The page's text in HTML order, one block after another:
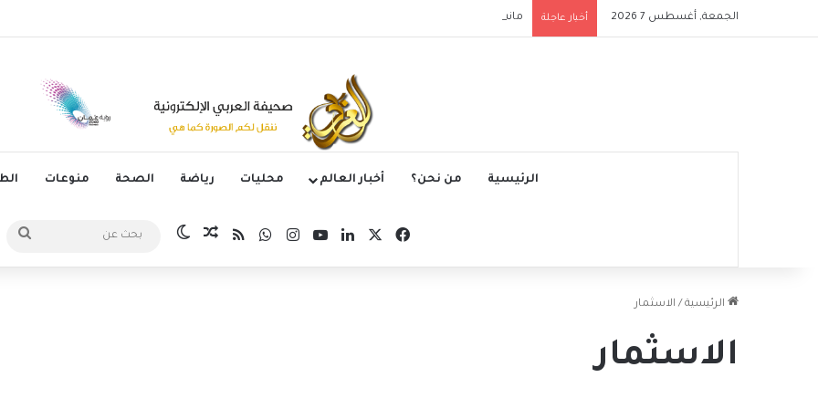
الجمعة, أغسطس 7 2026 أخبار عاجلة مانشستر سيتي يتجاوز نجوم الدوري الكوري بثلاثية في أول انتصار تحت قيادة ماريسكا
الرئيسية من نحن؟ أخبار العالم محليات رياضة الصحة منوعات
فيسبوك لينكدإن‫YouTubeانستقرامواتسابملخص الموقع RSS
مقال عشوائي
الوضع المظلم
عن
الرئيسية / الاسثمار
الاسثمار